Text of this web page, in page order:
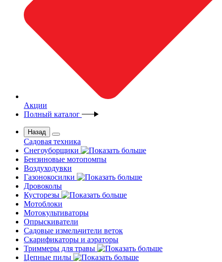
Акции
Полный каталог
Назад
Садовая техника
Снегоуборщики
Бензиновые мотопомпы
Воздуходувки
Газонокосилки
Дровоколы
Кусторезы
Мотоблоки
Мотокультиваторы
Опрыскиватели
Садовые измельчители веток
Скарификаторы и аэраторы
Триммеры для травы
Цепные пилы